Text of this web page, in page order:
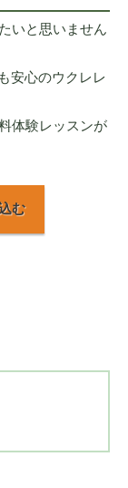
いと思いません
安心のウクレレ
体験レッスンが
む